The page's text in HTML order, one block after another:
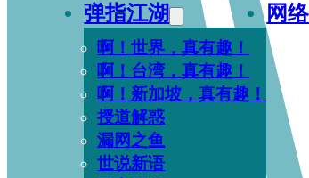
弹指江湖
啊！世界，真有趣！
啊！台湾，真有趣！
啊！新加坡，真有趣！
授道解惑
漏网之鱼
世说新语
网